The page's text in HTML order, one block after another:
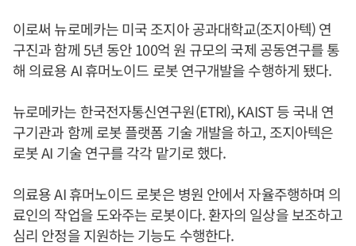
이로써 뉴로메카는 미국 조지아 공과대학교(조지아텍) 연
구진과 함께 5년 동안 100억 원 규모의 국제 공동연구를 통
해 의료용 AI 휴머노이드 로봇 연구개발을 수행하게 됐다.
뉴로메카는 한국전자통신연구원(ETRI), KAIST 등 국내 연
구기관과 함께 로봇 플랫폼 기술 개발을 하고, 조지아텍은
로봇 AI 기술 연구를 각각 맡기로 했다.
의료용 AI 휴머노이드 로봇은 병원 안에서 자율주행하며 의
료인의 작업을 도와주는 로봇이다. 환자의 일상을 보조하고
심리 안정을 지원하는 기능도 수행한다.